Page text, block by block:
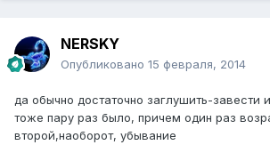
NERSKY
Опубликовано 15 февраля, 2014
да обычно достаточно заглушить-завести
тоже пару раз было, причем один раз
второй,наоборот, убывание